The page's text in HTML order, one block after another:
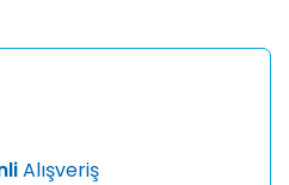
Alışveriş